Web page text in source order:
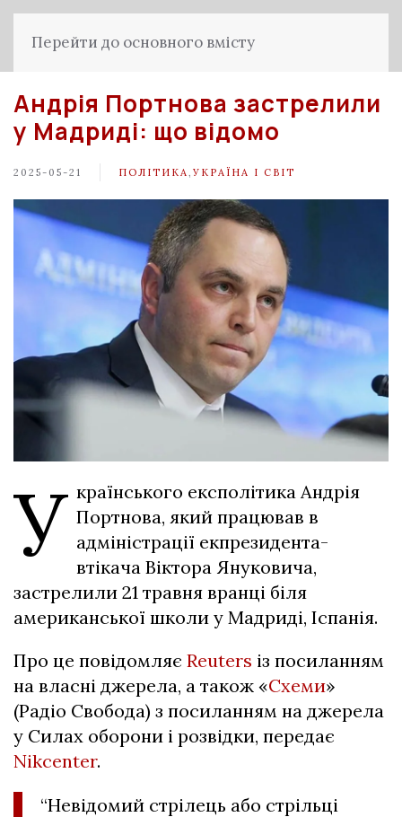
Перейти до основного вмісту
Андрія Портнова застрелили
у Мадриді: що відомо
2025-05-21 ПОЛІТИКА УКРАЇНА І СВІТ
У країнського експолітика Андрія
Портнова, який працював в
адміністрації екпрезидента-
втікача Віктора Януковича,
застрелили 21 травня вранці біля
американської школи у Мадриді, Іспанія.
Про це повідомляє Reuters із посиланням
на власні джерела, а також «Схеми»
(Радіо Свобода) з посиланням на джерела
у Силах оборони і розвідки, передає
Nikcenter.
“Невідомий стрілець або стрільці